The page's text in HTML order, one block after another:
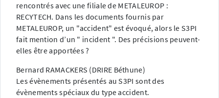
rencontrés avec une filiale de METALEUROP :
RECYTECH. Dans les documents fournis par
METALEUROP, un "accident" est évoqué, alors le S3PI
fait mention d’un " incident ". Des précisions peuvent-
elles être apportées ?
Bernard RAMACKERS (DRIRE Béthune)
Les évènements présentés au S3PI sont des
évènements spéciaux du type accident.